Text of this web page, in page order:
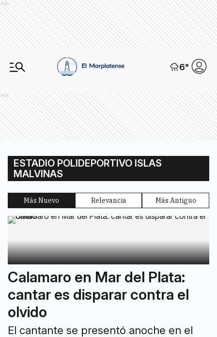
Ads
6°
Ads
ESTADIO POLIDEPORTIVO ISLAS
MALVINAS
Más Nuevo Relevancia Más Antiguo
Calamaro en Mar del Plata:
cantar es disparar contra el
olvido
El cantante se presentó anoche en el